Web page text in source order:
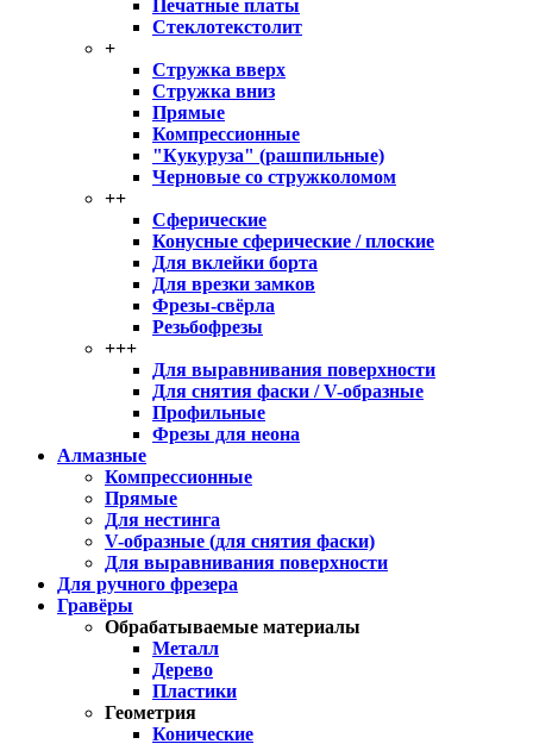
Печатные платы
Стеклотекстолит
+
Стружка вверх
Стружка вниз
Прямые
Компрессионные
"Кукуруза" (рашпильные)
Черновые со стружколомом
++
Сферические
Конусные сферические / плоские
Для вклейки борта
Для врезки замков
Фрезы-свёрла
Резьбофрезы
+++
Для выравнивания поверхности
Для снятия фаски / V-образные
Профильные
Фрезы для неона
Алмазные
Компрессионные
Прямые
Для нестинга
V-образные (для снятия фаски)
Для выравнивания поверхности
Для ручного фрезера
Гравёры
Обрабатываемые материалы
Металл
Дерево
Пластики
Геометрия
Конические